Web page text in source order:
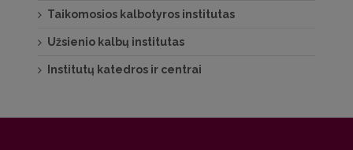
Taikomosios kalbotyros institutas
Užsienio kalbų institutas
Institutų katedros ir centrai